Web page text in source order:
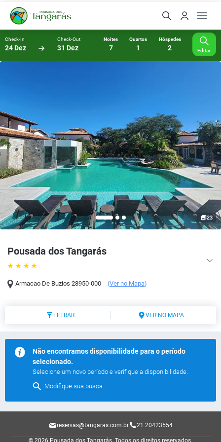
Check-In
24 Dez
Check-Out
31 Dez
Noites
7
Quartos
1
Hóspedes
2 Editar
Pousada dos Tangarás
Armacao De Buzios 28950-000 (Ver no Mapa)
23
FILTRAR VER NO MAPA
Não encontramos disponibilidade para o período
selecionado.
Selecione um novo período e verifique a disponibilidade.
Modifique sua busca
reservas@tangaras.com.br 21 20423554
© 2026 Pousada dos Tangarás. Todos os direitos reservados.